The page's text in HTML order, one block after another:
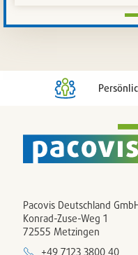
Pacovis Deutschland
Konrad-Zuse-Weg 1
72555 Metzingen
+49 7123 3800 40